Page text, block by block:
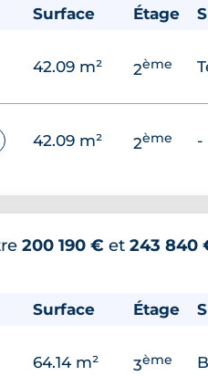
Surface Étage
42.09 m² 2ème
42.09 m² 2ème -
200 190 € et 243 840
Surface Étage
64.14 m² 3ème